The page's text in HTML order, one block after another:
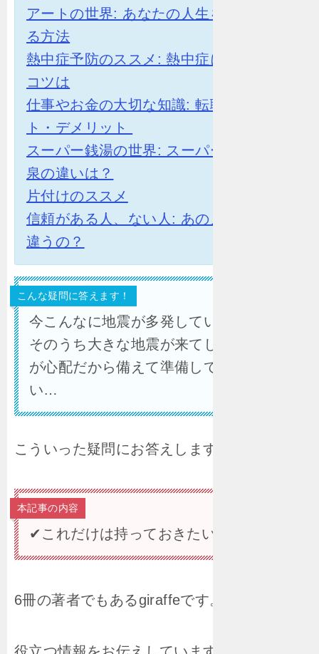
アートの世界: あなたの人生を豊かにす
る方法
熱中症予防のススメ: 熱中症にならない
コツは
仕事やお金の大切な知識: 転職のメリッ
ト・デメリット
スーパー銭湯の世界: スーパー銭湯と温
泉の違いは？
片付けのススメ
信頼がある人、ない人: あの人とは何が
違うの？
こんな疑問に答えます！
今こんなに地震が多発しているけど、
そのうち大きな地震が来てしまうのか
が心配だから備えて準備しておきた
い…
こういった疑問にお答えします
本記事の内容
✔これだけは持っておきたいもの
6冊の著者でもあるgiraffeです。